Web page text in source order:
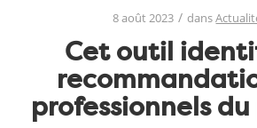
8 août 2023 / dans
Cet outil
professionnels